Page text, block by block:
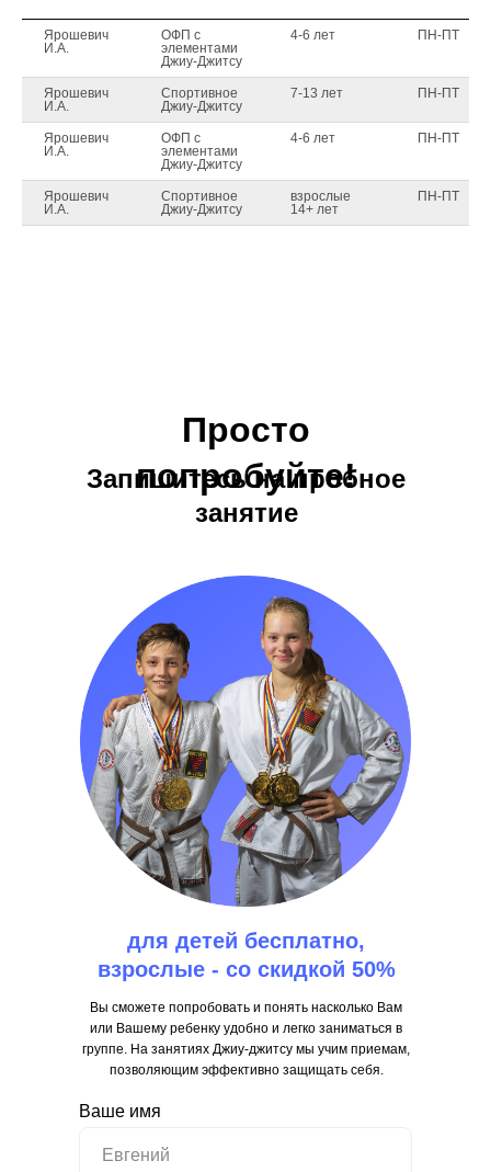
Ярошевич
И.А.
ОФП с
элементами
Джиу-Джитсу
4-6 лет ПН-ПТ
Ярошевич
И.А.
Спортивное
Джиу-Джитсу
7-13 лет ПН-ПТ
Ярошевич
И.А.
ОФП с
элементами
Джиу-Джитсу
4-6 лет ПН-ПТ
Ярошевич
И.А.
Спортивное
Джиу-Джитсу
взрослые
14+ лет
ПН-ПТ
Просто
попробуйте!
Запишитесь на пробное
занятие
для детей бесплатно,
взрослые - со скидкой 50%
Вы сможете попробовать и понять насколько Вам
или Вашему ребенку удобно и легко заниматься в
группе. На занятиях Джиу-джитсу мы учим приемам,
позволяющим эффективно защищать себя.
Ваше имя